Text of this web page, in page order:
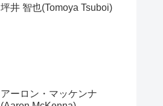
坪井 智也(Tomoya Tsuboi)
アーロン・マッケンナ